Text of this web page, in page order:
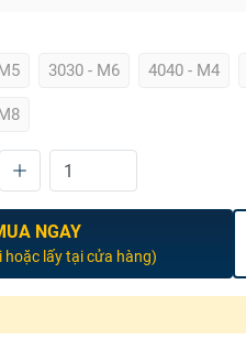
3030 - M6 4040 - M4
NGAY
hoặc lấy tại cửa hàng)